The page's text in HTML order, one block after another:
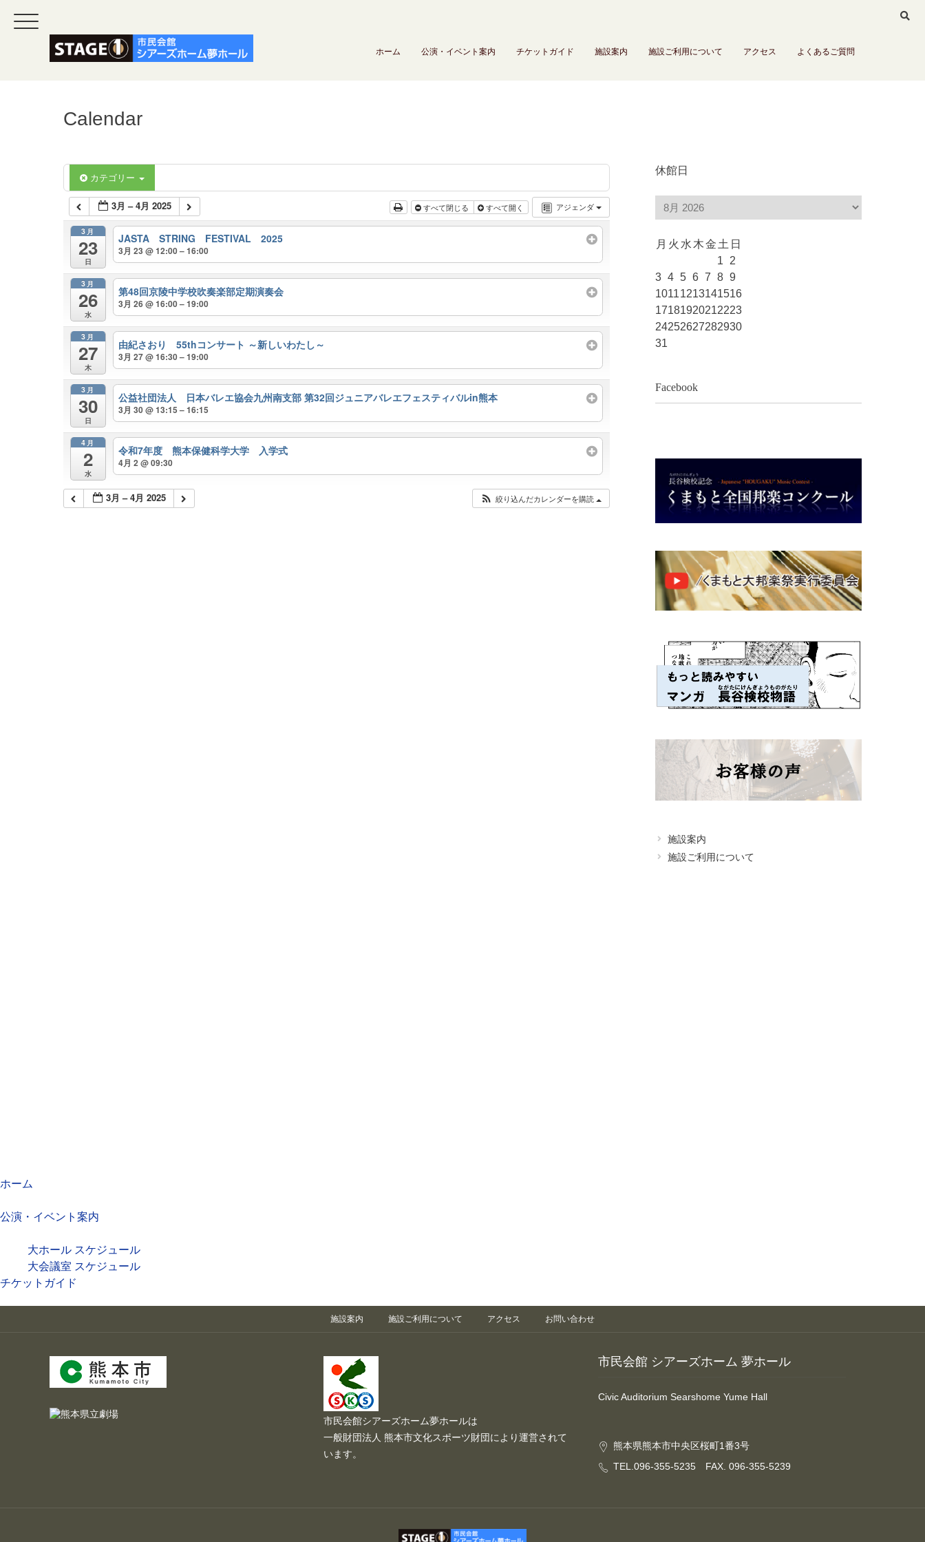
ホーム 公演・イベント案内 チケットガイド 施設案内 施設ご利用について アクセス よくあるご質問
Calendar
カテゴリー
アジェンダ
3月 – 4月 2025 すべて閉じる すべて開く
3月
23
日
JASTA STRING FESTIVAL 2025
3月 23 @ 12:00 – 16:00
3月
26
水
第48回京陵中学校吹奏楽部定期演奏会
3月 26 @ 16:00 – 19:00
3月
27
木
由紀さおり 55thコンサート ～新しいわたし～
3月 27 @ 16:30 – 19:00
3月
30
日
公益社団法人 日本バレエ協会九州南支部 第32回ジュニアバレエフェスティバルin熊本
3月 30 @ 13:15 – 16:15
4月
2
水
令和7年度 熊本保健科学大学 入学式
4月 2 @ 09:30
3月 – 4月 2025 絞り込んだカレンダーを購読
休館日
月 火 水 木金 土 日
1
2
3 4 5 6 7 8 9
10111213141516
17181920212223
24252627282930
31
Facebook
施設案内
施設ご利用について
施設案内 施設ご利用について アクセス お問い合わせ
市民会館シアーズホーム夢ホールは
一般財団法人 熊本市文化スポーツ財団により運営されて
います。
市民会館 シアーズホーム 夢ホール
Civic Auditorium Searshome Yume Hall
熊本県熊本市中央区桜町1番3号
TEL.096-355-5235 FAX. 096-355-5239
ホーム
公演・イベント案内
大ホール スケジュール
大会議室 スケジュール
チケットガイド
ステージビュー
大会議室（小ホール）
展示ロビー